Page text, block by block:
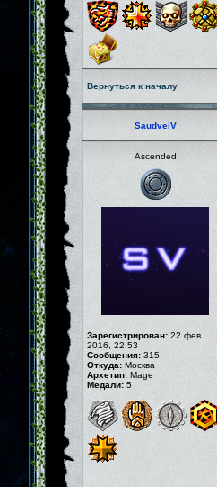
Вернуться к началу
SaudveiV
Ascended
Зарегистрирован: 22 фев
2016, 22:53
Сообщения: 315
Откуда: Москва
Архетип: Mage
Медали: 5